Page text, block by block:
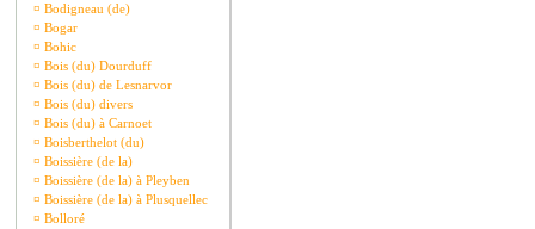
¤ Bodigneau (de)
¤ Bogar
¤ Bohic
¤ Bois (du) Dourduff
¤ Bois (du) de Lesnarvor
¤ Bois (du) divers
¤ Bois (du) à Carnoet
¤ Boisberthelot (du)
¤ Boissière (de la)
¤ Boissière (de la) à Pleyben
¤ Boissière (de la) à Plusquellec
¤ Bolloré